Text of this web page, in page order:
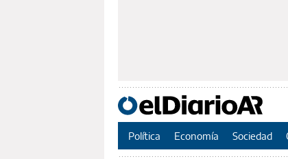
Política Economía Sociedad